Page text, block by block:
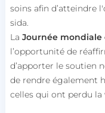
soinsafin d’atteindre
sida.
La Journée
l’opportunité de
d’apporter lesoutien
derendreégalement
celles qui ont perdu la